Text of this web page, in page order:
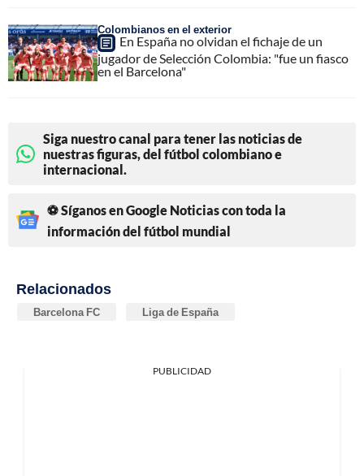
Colombianos en el exterior
En España no olvidan el fichaje de un
jugador de Selección Colombia: "fue un fiasco
en el Barcelona"
Siga nuestro canal para tener las noticias de
nuestras figuras, del fútbol colombiano e
internacional.
⚽ Síganos en Google Noticias con toda la
información del fútbol mundial
Relacionados
Barcelona FC Liga de España
PUBLICIDAD